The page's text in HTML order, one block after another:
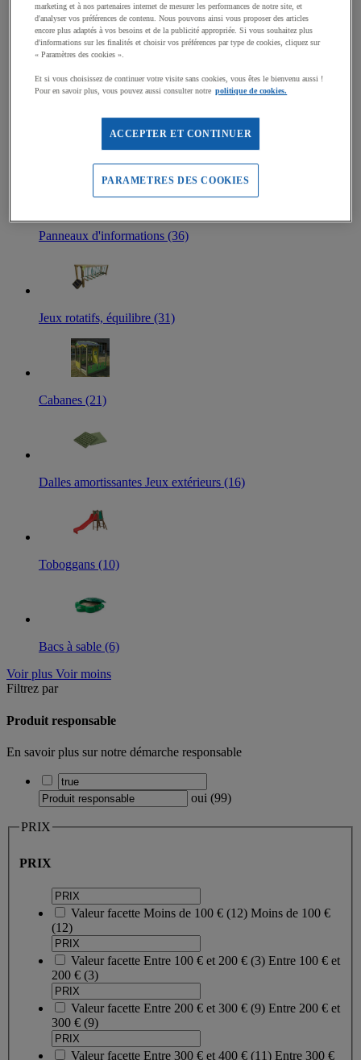
Balançoires (36)
Panneaux d'informations (36)
Jeux rotatifs, équilibre (31)
Cabanes (21)
Dalles amortissantes Jeux extérieurs (16)
Toboggans (10)
Bacs à sable (6)
Voir plus Voir moins
Filtrez par
Produit responsable
En savoir plus sur notre démarche responsable
oui (99)
PRIX
PRIX
Valeur facette Moins de 100 € (12) Moins de 100 €
(12)
Valeur facette Entre 100 € et 200 € (3) Entre 100 € et
200 € (3)
Valeur facette Entre 200 € et 300 € (9) Entre 200 € et
300 € (9)
Valeur facette Entre 300 € et 400 € (11) Entre 300 €
marketing et à nos partenaires internet de mesurer les performances de notre site, et
d'analyser vos préférences de contenu. Nous pouvons ainsi vous proposer des articles
encore plus adaptés à vos besoins et de la publicité appropriée. Si vous souhaitez plus
d'informations sur les finalités et choisir vos préférences par type de cookies, cliquez sur
« Paramètres des cookies ».
Et si vous choisissez de continuer votre visite sans cookies, vous êtes le bienvenu aussi !
Pour en savoir plus, vous pouvez aussi consulter notre politique de cookies.
ACCEPTER ET CONTINUER
PARAMETRES DES COOKIES